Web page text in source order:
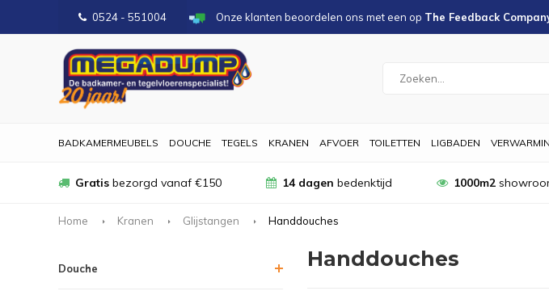
0524 - 551004 Onze klanten beoordelen ons met een op The Feedback
BADKAMERMEUBELS DOUCHE TEGELS KRANEN AFVOER TOILETTEN LIGBADEN
Gratis bezorgd vanaf €150 14 dagen bedenktijd 1000m2
Home Kranen Glijstangen Handdouches
Douche Handdouches